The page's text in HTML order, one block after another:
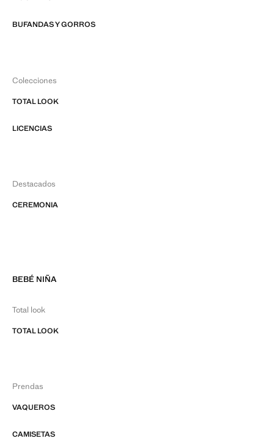
BUFANDAS Y GORROS
Colecciones
TOTAL LOOK
LICENCIAS
Destacados
CEREMONIA
BEBÉ NIÑA
Total look
TOTAL LOOK
Prendas
VAQUEROS
CAMISETAS